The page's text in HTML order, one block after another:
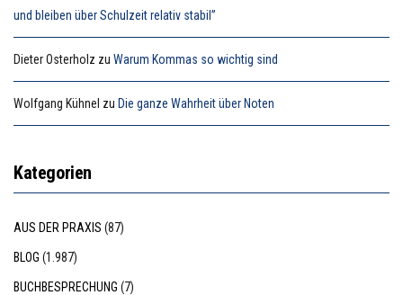
und bleiben über Schulzeit relativ stabil”
Dieter Osterholz zu Warum Kommas so wichtig sind
Wolfgang Kühnel zu Die ganze Wahrheit über Noten
Kategorien
AUS DER PRAXIS (87)
BLOG (1.987)
BUCHBESPRECHUNG (7)